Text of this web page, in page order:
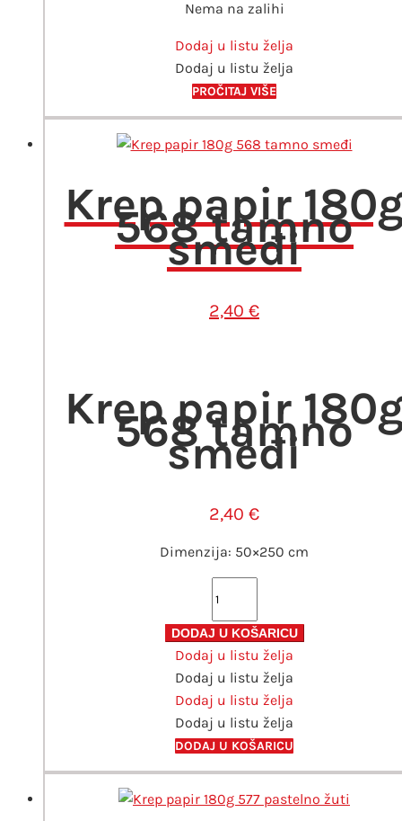
Nema na zalihi
Dodaj u listu želja
Dodaj u listu želja
PROČITAJ VIŠE
Krep papir
568 tamno
smeđi
2,40 €
Krep papir
568 tamno
smeđi
2,40 €
Dimenzija: 50×250 cm
180g
568
tamno
smeđi
količina
DODAJ U KOŠARICU
Dodaj u listu želja
Dodaj u listu želja
Dodaj u listu želja
Dodaj u listu želja
DODAJ U KOŠARICU